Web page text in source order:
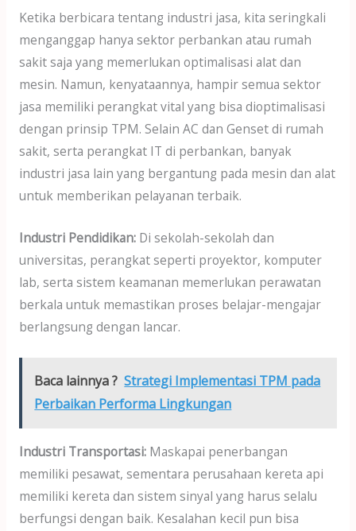
Ketika berbicara tentang industri jasa, kita seringkali
menganggap hanya sektor perbankan atau rumah
sakit saja yang memerlukan optimalisasi alat dan
mesin. Namun, kenyataannya, hampir semua sektor
jasa memiliki perangkat vital yang bisa dioptimalisasi
dengan prinsip TPM. Selain AC dan Genset di rumah
sakit, serta perangkat IT di perbankan, banyak
industri jasa lain yang bergantung pada mesin dan alat
untuk memberikan pelayanan terbaik.
Industri Pendidikan:Di sekolah-sekolah dan
universitas, perangkat seperti proyektor, komputer
lab, serta sistem keamanan memerlukan perawatan
berkala untuk memastikan proses belajar-mengajar
berlangsung dengan lancar.
Baca lainnya ? Strategi Implementasi TPM pada
Perbaikan Performa Lingkungan
Industri Transportasi:Maskapai penerbangan
memiliki pesawat, sementara perusahaan kereta api
memiliki kereta dan sistem sinyal yang harus selalu
berfungsi dengan baik. Kesalahan kecil pun bisa